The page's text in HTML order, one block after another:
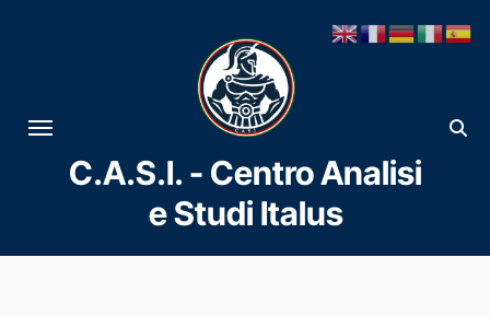
al
contenuto
C.A.S.I. - Centro Analisi
e Studi Italus